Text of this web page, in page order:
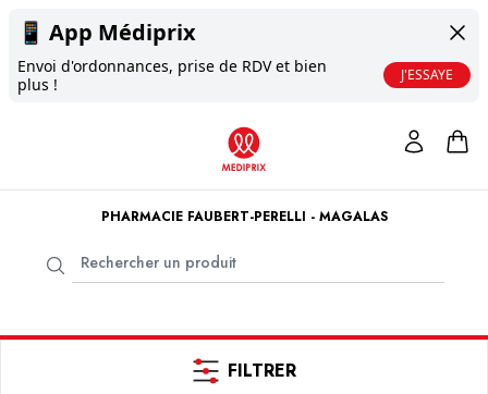
📱 App Médiprix
Envoi d'ordonnances, prise de RDV et bien
plus !
J'ESSAYE
PHARMACIE FAUBERT-PERELLI - MAGALAS
FILTRER